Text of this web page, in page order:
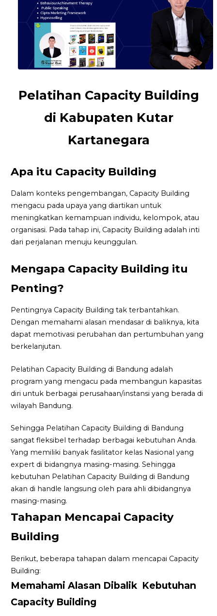
Pelatihan Capacity Building
di Kabupaten Kutar
Kartanegara
Apa itu Capacity Building
Dalam konteks pengembangan, Capacity Building
mengacu pada upaya yang diartikan untuk
meningkatkan kemampuan individu, kelompok, atau
organisasi. Pada tahap ini, Capacity Building adalah inti
dari perjalanan menuju keunggulan.
Mengapa Capacity Building itu
Penting?
Pentingnya Capacity Building tak terbantahkan.
Dengan memahami alasan mendasar di baliknya, kita
dapat memotivasi perubahan dan pertumbuhan yang
berkelanjutan.
Pelatihan Capacity Building di Bandung adalah
program yang mengacu pada membangun kapasitas
diri untuk berbagai perusahaan/instansi yang berada di
wilayah Bandung.
Sehingga Pelatihan Capacity Building di Bandung
sangat fleksibel terhadap berbagai kebutuhan Anda.
Yang memiliki banyak fasilitator kelas Nasional yang
expert di bidangnya masing-masing. Sehingga
kebutuhan Pelatihan Capacity Building di Bandung
akan di handle langsung oleh para ahli dibidangnya
masing-masing.
Tahapan Mencapai Capacity
Building
Berikut, beberapa tahapan dalam mencapai Capacity
Building:
Memahami Alasan Dibalik Kebutuhan
Capacity Building